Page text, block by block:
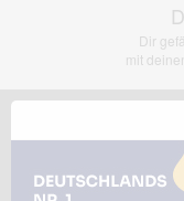
Dir
mit